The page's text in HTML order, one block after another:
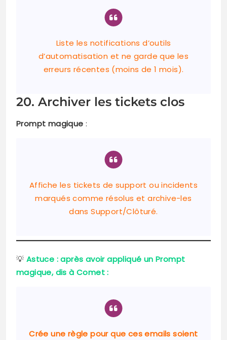
Liste les notifications d’outils
d’automatisation et ne garde que les
erreurs récentes (moins de 1 mois).
20. Archiver les tickets clos
Prompt magique :
Affiche les tickets de support ou incidents
marqués comme résolus et archive-les
dans Support/Clôturé.
💡 Astuce : après avoir appliqué un Prompt
magique, dis à Comet :
Crée une règle pour que ces emails soient